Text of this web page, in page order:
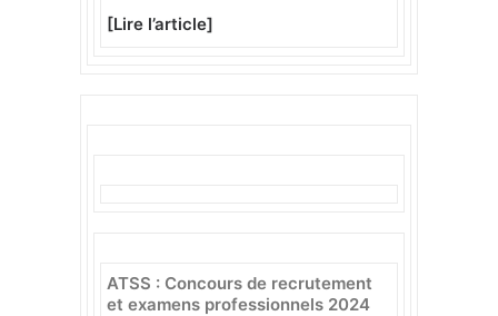
[Lire l’article]
ATSS : Concours de recrutement
et examens professionnels 2024